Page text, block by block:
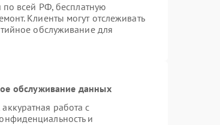
по всей РФ, бесплатную
Клиенты могут отслеживать
обслуживание для
обслуживание данных
работа с
и